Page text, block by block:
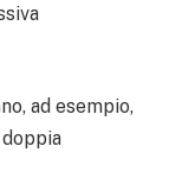
ad esempio,